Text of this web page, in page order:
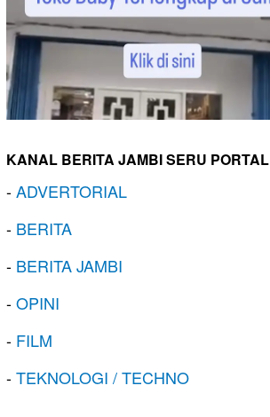
KANAL BERITA JAMBI SERU PORTAL
-ADVERTORIAL
- BERITA
- BERITA JAMBI
-OPINI
- FILM
-TEKNOLOGI / TECHNO